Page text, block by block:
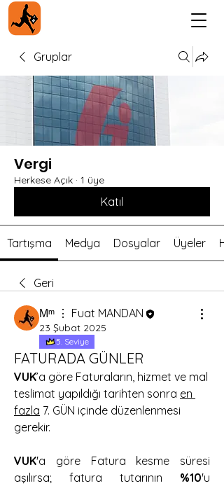
Gruplar
Vergi
Herkese Açık · 1 üye
Katıl
Tartışma Medya Dosyalar Üyeler
Geri
Мᵐ ⋮ Fuat MANDAN
23 Şubat 2025
5. Seviye
FATURADA GÜNLER
VUK’a göre Faturaların, hizmet ve mal
teslimat yapıldığı tarihten sonra en
fazla 7. GÜN içinde düzenlenmesi
gerekir.
VUK'a göre Fatura kesme süresi
aşılırsa; fatura tutarının %10'u